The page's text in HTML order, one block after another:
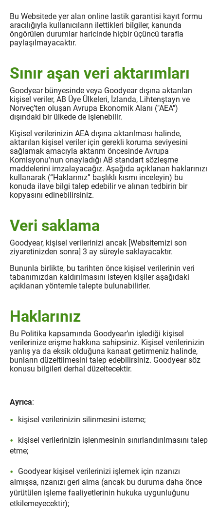
Bu Websitede yer alan online lastik garantisi kayıt formu
aracılığıyla kullanıcıların ilettikleri bilgiler, kanunda
öngörülen durumlar haricinde hiçbir üçüncü tarafla
paylaşılmayacaktır.
Sınır aşan veri aktarımları
Goodyear bünyesinde veya Goodyear dışına aktarılan
kişisel veriler, AB Üye Ülkeleri, İzlanda, Lihtenştayn ve
Norveç’ten oluşan Avrupa Ekonomik Alanı ("AEA")
dışındaki bir ülkede de işlenebilir.
Kişisel verilerinizin AEA dışına aktarılması halinde,
aktarılan kişisel veriler için gerekli koruma seviyesini
sağlamak amacıyla aktarım öncesinde Avrupa
Komisyonu’nun onayladığı AB standart sözleşme
maddelerini imzalayacağız. Aşağıda açıklanan haklarınızı
kullanarak (“Haklarınız” başlıklı kısmı inceleyin) bu
konuda ilave bilgi talep edebilir ve alınan tedbirin bir
kopyasını edinebilirsiniz.
Veri saklama
Goodyear, kişisel verilerinizi ancak [Websitemizi son
ziyaretinizden sonra] 3 ay süreyle saklayacaktır.
Bununla birlikte, bu tarihten önce kişisel verilerinin veri
tabanımızdan kaldırılmasını isteyen kişiler aşağıdaki
açıklanan yöntemle talepte bulunabilirler.
Haklarınız
Bu Politika kapsamında Goodyear’ın işlediği kişisel
verilerinize erişme hakkına sahipsiniz. Kişisel verilerinizin
yanlış ya da eksik olduğuna kanaat getirmeniz halinde,
bunların düzeltilmesini talep edebilirsiniz. Goodyear söz
konusu bilgileri derhal düzeltecektir.
Ayrıca:
kişisel verilerinizin silinmesini isteme;
kişisel verilerinizin işlenmesinin sınırlandırılmasını talep
etme;
Goodyear kişisel verilerinizi işlemek için rızanızı
almışsa, rızanızı geri alma (ancak bu duruma daha önce
yürütülen işleme faaliyetlerinin hukuka uygunluğunu
etkilemeyecektir);